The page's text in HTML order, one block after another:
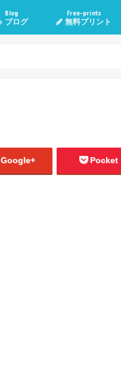
Blog
ブログ
Free-prints
無料プリント
Google+ Pocket